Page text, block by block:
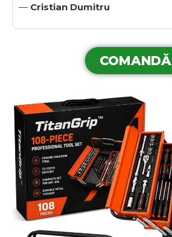
— Cristian Dumitru
COMANDĂ